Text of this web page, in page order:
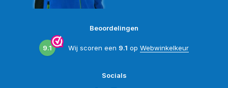
Beoordelingen
9.1 Wij scoren een 9.1 op Webwinkelkeur
Socials